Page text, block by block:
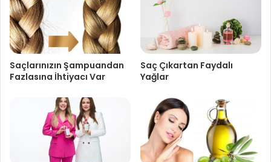
Saçlarınızın Şampuandan
Fazlasına İhtiyacı Var
Saç Çıkartan Faydalı
Yağlar